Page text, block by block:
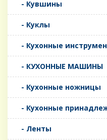
- Кувшины
- Куклы
- Кухонные
- КУХОННЫЕ МАШИНЫ
- Кухонные ножницы
- Кухонные
- Ленты